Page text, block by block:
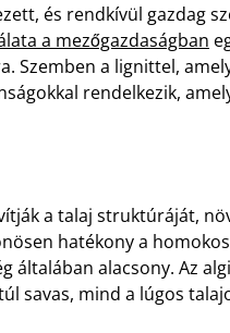
és rendkívül gazdag
a mezőgazdaságban
Szemben a lignittel,
rendelkezik,
a talaj struktúráját,
hatékony a homokos
általában alacsony. Az
savas, mind a lúgos